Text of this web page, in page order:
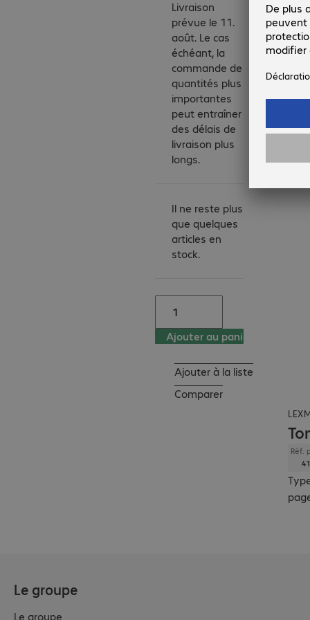
Réf.
Livraison
prévue le 11.
août. Le cas
échéant, la
commande de
quantités plus
importantes
peut entraîner
des délais de
livraison plus
longs.
Il ne reste plus
que quelques
articles en
stock.
Ajouter au panier
Ajouter à la liste
Comparer
Le groupe
Le groupe